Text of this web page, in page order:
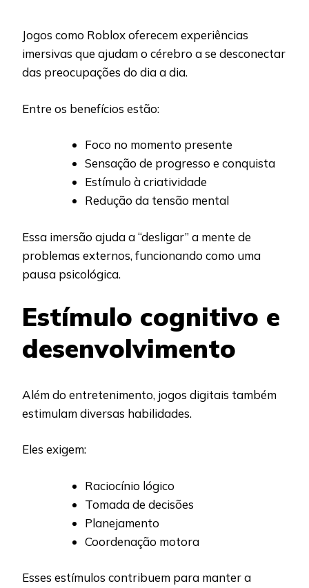
Jogos como Roblox oferecem experiências
imersivas que ajudam o cérebro a se desconectar
das preocupações do dia a dia.
Entre os benefícios estão:
Foco no momento presente
Sensação de progresso e conquista
Estímulo à criatividade
Redução da tensão mental
Essa imersão ajuda a “desligar” a mente de
problemas externos, funcionando como uma
pausa psicológica.
Estímulo cognitivo e
desenvolvimento
Além do entretenimento, jogos digitais também
estimulam diversas habilidades.
Eles exigem:
Raciocínio lógico
Tomada de decisões
Planejamento
Coordenação motora
Esses estímulos contribuem para manter a